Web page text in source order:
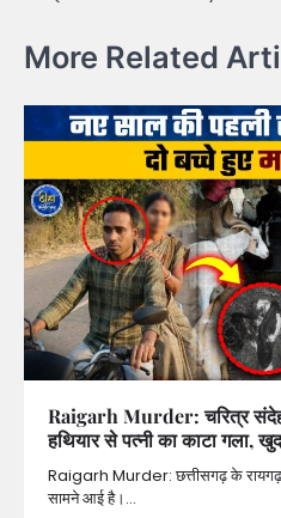
More Related
Raigarh Murder: चरित्र संदेह
हथियार से पत्नी का काटा गला,
Raigarh Murder: छत्तीसगढ़ के रायगढ़
सामने आई है।…